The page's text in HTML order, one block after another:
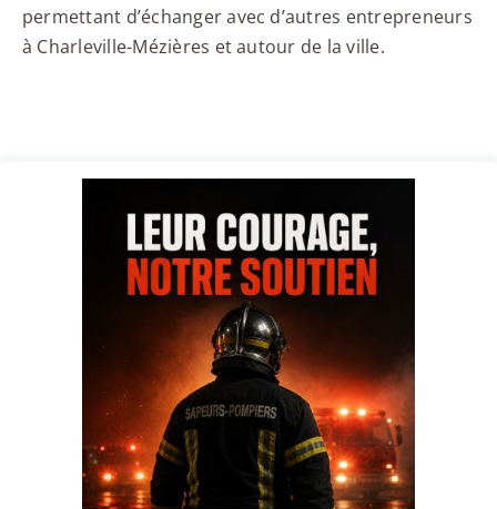
permettant d’échanger avec d’autres entrepreneurs
à Charleville-Mézières et autour de la ville.